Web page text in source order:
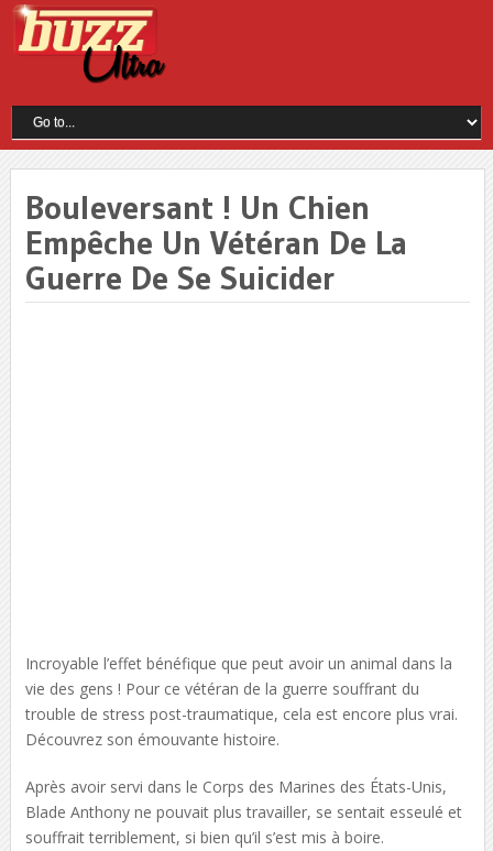
Bouleversant ! Un Chien
Empêche Un Vétéran De La
Guerre De Se Suicider
Incroyable l’effet bénéfique que peut avoir un animal dans la
vie des gens ! Pour ce vétéran de la guerre souffrant du
trouble de stress post-traumatique, cela est encore plus vrai.
Découvrez son émouvante histoire.
Après avoir servi dans le Corps des Marines des États-Unis,
Blade Anthony ne pouvait plus travailler, se sentait esseulé et
souffrait terriblement, si bien qu’il s’est mis à boire.